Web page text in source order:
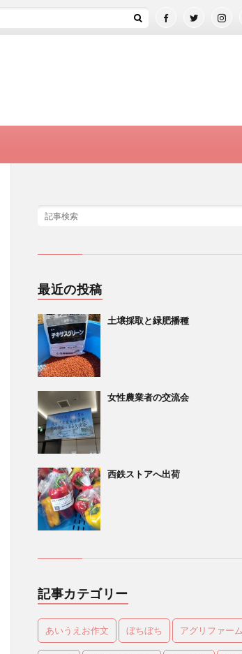
最近の投稿
土壌採取と緑肥播種
女性農業者の交流会
西鉄ストアへ出荷
記事カテゴリー
あいうえお作文 ぼちぼち アグリファーム